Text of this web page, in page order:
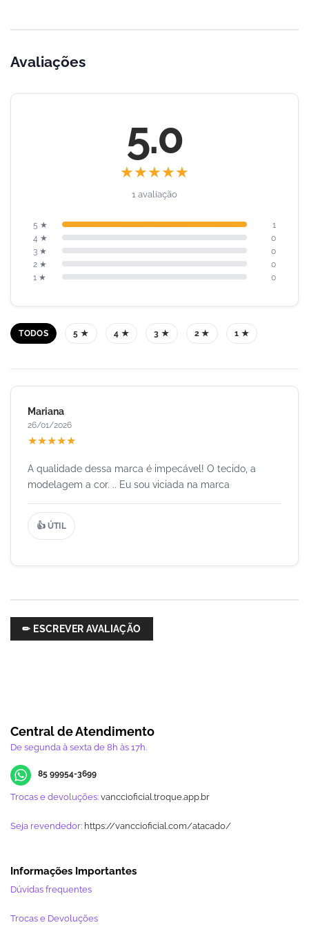
Avaliações
5.0
★★★★★
1 avaliação
5 ★
1
4 ★
0
3 ★
0
2 ★
0
1 ★
0
TODOS 5 ★ 4 ★ 3 ★ 2 ★ 1 ★
Mariana
26/01/2026
★★★★★
A qualidade dessa marca é impecável! O tecido, a
modelagem a cor. .. Eu sou viciada na marca
👍 ÚTIL
✏ ESCREVER AVALIAÇÃO
Central de Atendimento
De segunda à sexta de 8h às 17h.
85 99954-3699
Trocas e devoluções: vanccioficial.troque.app.br
Seja revendedor: https://vanccioficial.com/atacado/
Informações Importantes
Dúvidas frequentes
Trocas e Devoluções